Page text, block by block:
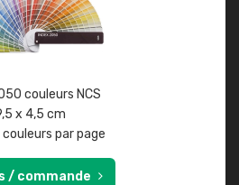
couleurs NCS
x 4,5 cm
couleurs par page
/ commande